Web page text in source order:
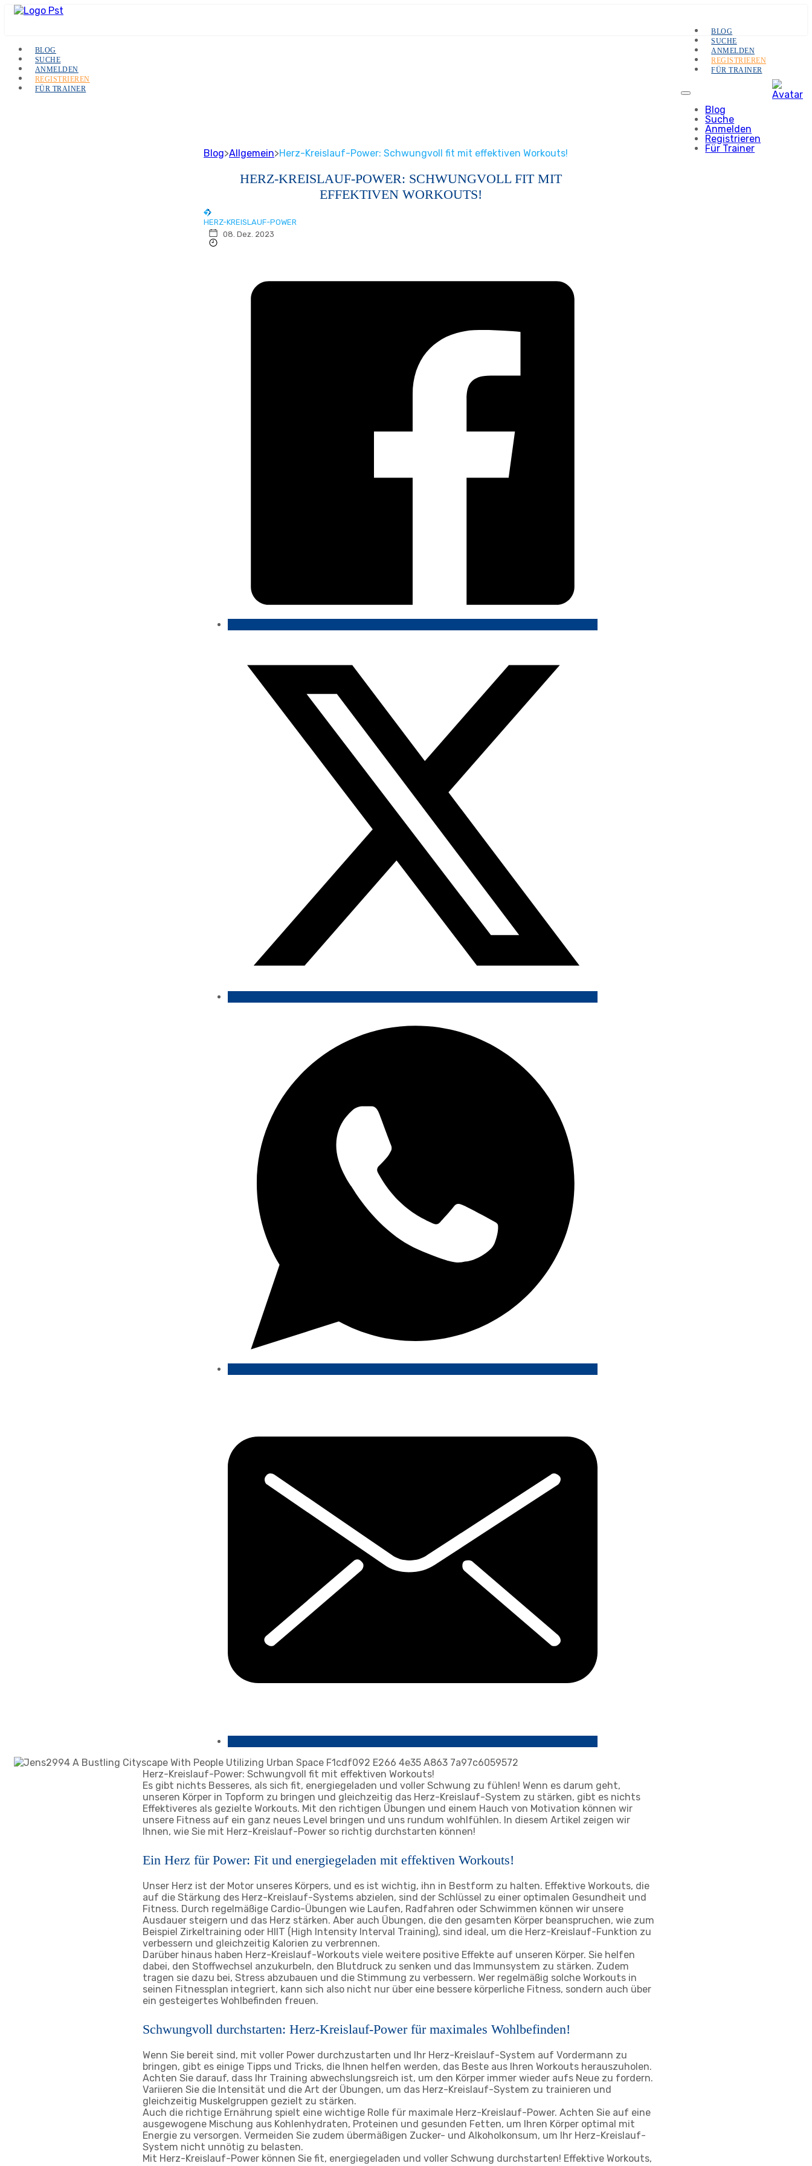
BLOG
SUCHE
ANMELDEN
REGISTRIEREN
FÜR TRAINER
Blog
Suche
Anmelden
Registrieren
Für Trainer
BLOG
SUCHE
ANMELDEN
REGISTRIEREN
FÜR TRAINER
Blog>Allgemein>Herz-Kreislauf-Power: Schwungvoll fit mit effektiven Workouts!
HERZ-KREISLAUF-POWER: SCHWUNGVOLL FIT MIT
EFFEKTIVEN WORKOUTS!
HERZ-KREISLAUF-POWER
08. Dez. 2023
Herz-Kreislauf-Power: Schwungvoll fit mit effektiven Workouts!
Es gibt nichts Besseres, als sich fit, energiegeladen und voller Schwung zu fühlen! Wenn es darum geht,
unseren Körper in Topform zu bringen und gleichzeitig das Herz-Kreislauf-System zu stärken, gibt es nichts
Effektiveres als gezielte Workouts. Mit den richtigen Übungen und einem Hauch von Motivation können wir
unsere Fitness auf ein ganz neues Level bringen und uns rundum wohlfühlen. In diesem Artikel zeigen wir
Ihnen, wie Sie mit Herz-Kreislauf-Power so richtig durchstarten können!
Ein Herz für Power: Fit und energiegeladen mit effektiven Workouts!
Unser Herz ist der Motor unseres Körpers, und es ist wichtig, ihn in Bestform zu halten. Effektive Workouts, die
auf die Stärkung des Herz-Kreislauf-Systems abzielen, sind der Schlüssel zu einer optimalen Gesundheit und
Fitness. Durch regelmäßige Cardio-Übungen wie Laufen, Radfahren oder Schwimmen können wir unsere
Ausdauer steigern und das Herz stärken. Aber auch Übungen, die den gesamten Körper beanspruchen, wie zum
Beispiel Zirkeltraining oder HIIT (High Intensity Interval Training), sind ideal, um die Herz-Kreislauf-Funktion zu
verbessern und gleichzeitig Kalorien zu verbrennen.
Darüber hinaus haben Herz-Kreislauf-Workouts viele weitere positive Effekte auf unseren Körper. Sie helfen
dabei, den Stoffwechsel anzukurbeln, den Blutdruck zu senken und das Immunsystem zu stärken. Zudem
tragen sie dazu bei, Stress abzubauen und die Stimmung zu verbessern. Wer regelmäßig solche Workouts in
seinen Fitnessplan integriert, kann sich also nicht nur über eine bessere körperliche Fitness, sondern auch über
ein gesteigertes Wohlbefinden freuen.
Schwungvoll durchstarten: Herz-Kreislauf-Power für maximales Wohlbefinden!
Wenn Sie bereit sind, mit voller Power durchzustarten und Ihr Herz-Kreislauf-System auf Vordermann zu
bringen, gibt es einige Tipps und Tricks, die Ihnen helfen werden, das Beste aus Ihren Workouts herauszuholen.
Achten Sie darauf, dass Ihr Training abwechslungsreich ist, um den Körper immer wieder aufs Neue zu fordern.
Variieren Sie die Intensität und die Art der Übungen, um das Herz-Kreislauf-System zu trainieren und
gleichzeitig Muskelgruppen gezielt zu stärken.
Auch die richtige Ernährung spielt eine wichtige Rolle für maximale Herz-Kreislauf-Power. Achten Sie auf eine
ausgewogene Mischung aus Kohlenhydraten, Proteinen und gesunden Fetten, um Ihren Körper optimal mit
Energie zu versorgen. Vermeiden Sie zudem übermäßigen Zucker- und Alkoholkonsum, um Ihr Herz-Kreislauf-
System nicht unnötig zu belasten.
Mit Herz-Kreislauf-Power können Sie fit, energiegeladen und voller Schwung durchstarten! Effektive Workouts,